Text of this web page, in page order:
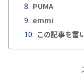
PUMA
emmi
この記事を書